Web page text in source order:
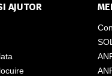
AJUTOR
SOL